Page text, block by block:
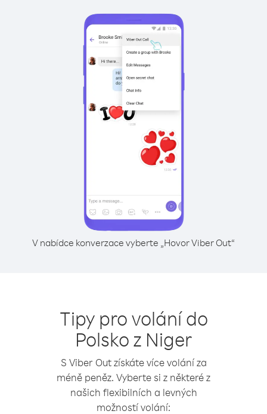
V nabídce konverzace vyberte „Hovor Viber Out“
Tipy pro volání do
Polsko z Niger
S Viber Out získáte více volání za
méně peněz. Vyberte si z některé z
našich flexibilních a levných
možností volání: